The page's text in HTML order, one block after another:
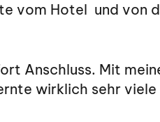
vom Hotel und
Anschluss. Mit
wirklich sehr